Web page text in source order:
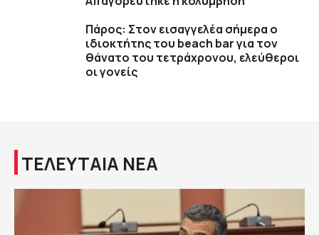
Πάρος: Στον εισαγγελέα σήμερα ο
ιδιοκτήτης του beach bar για τον
θάνατο του τετράχρονου, ελεύθεροι
οι γονείς
ΤΕΛΕΥΤΑΙΑ ΝΕΑ